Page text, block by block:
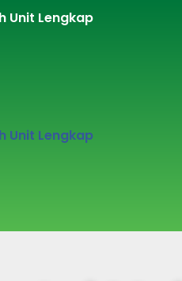
Unit Lengkap​
Unit Lengkap​